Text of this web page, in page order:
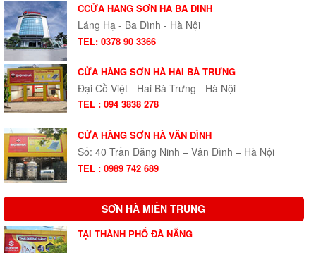
CCỬA HÀNG SƠN HÀ BA ĐÌNH
Láng Hạ - Ba Đình - Hà Nội
TEL: 0378 90 3366
CỬA HÀNG SƠN HÀ HAI BÀ TRƯNG
Đại Cồ Việt - Hai Bà Trưng - Hà Nội
TEL : 094 3838 278
CỬA HÀNG SƠN HÀ VÂN ĐÌNH
Số: 40 Trần Đăng Ninh – Vân Đình – Hà Nội
TEL : 0989 742 689
SƠN HÀ MIỀN TRUNG
TẠI THÀNH PHỐ ĐÀ NẴNG